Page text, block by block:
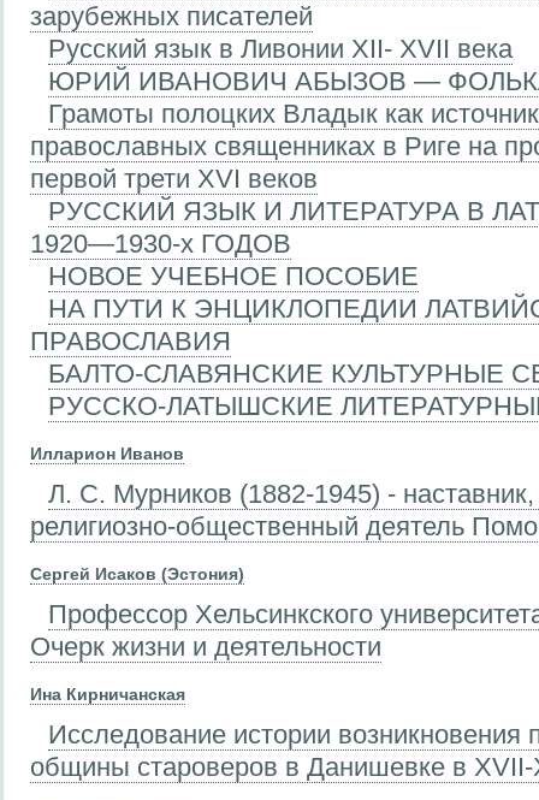
зарубежных писателей
Русский язык в Ливонии XII- XVII века
ЮРИЙ ИВАНОВИЧ АБЫЗОВ —
Грамоты полоцких Владык как
православных священниках в Риге на
первой трети XVI веков
РУССКИЙ ЯЗЫК И ЛИТЕРАТУРА В
1920—1930-х ГОДОВ
НОВОЕ УЧЕБНОЕ ПОСОБИЕ
НА ПУТИ К ЭНЦИКЛОПЕДИИ
ПРАВОСЛАВИЯ
БАЛТО-СЛАВЯНСКИЕ КУЛЬТУРНЫЕ
РУССКО-ЛАТЫШСКИЕ
Илларион Иванов
Л. С. Мурников (1882-1945) - наставник,
религиозно-общественный деятель
Сергей Исаков (Эстония)
Профессор Хельсинкского
Очерк жизни и деятельности
Ина Кирничанская
Исследование истории возникновения
общины староверов в Данишевке в XVII-